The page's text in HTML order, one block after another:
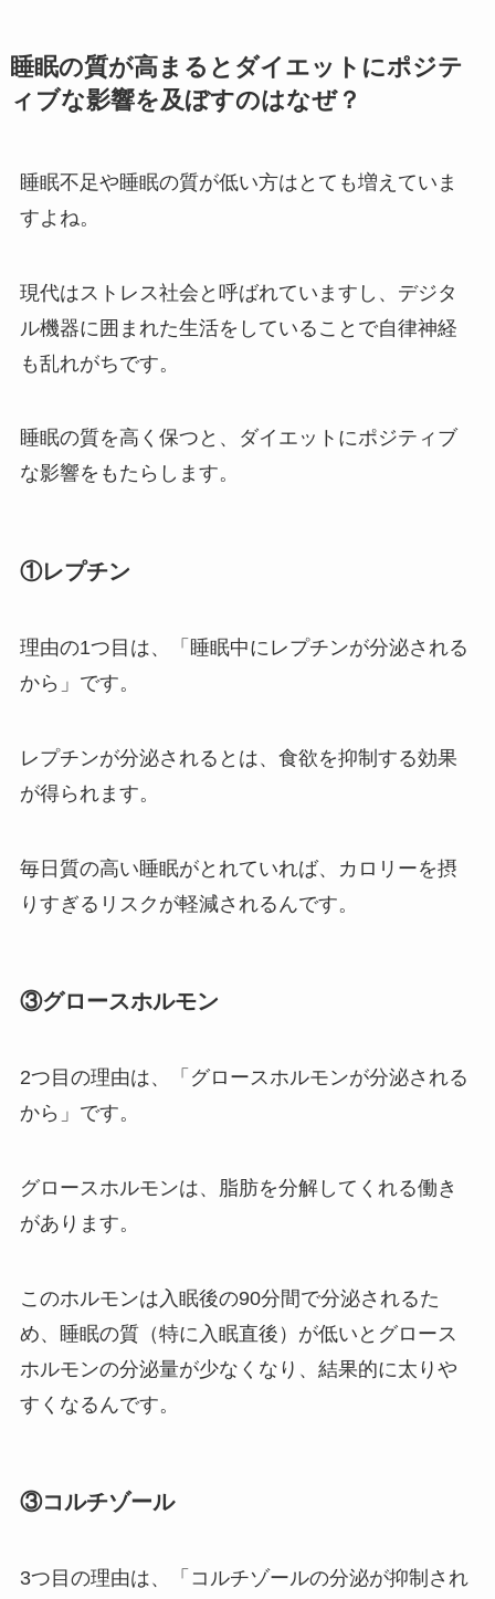
睡眠の質が高まるとダイエットにポジテ
ィブな影響を及ぼすのはなぜ？
睡眠不足や睡眠の質が低い方はとても増えていま
すよね。
現代はストレス社会と呼ばれていますし、デジタ
ル機器に囲まれた生活をしていることで自律神経
も乱れがちです。
睡眠の質を高く保つと、ダイエットにポジティブ
な影響をもたらします。
①レプチン
理由の1つ目は、「睡眠中にレプチンが分泌される
から」です。
レプチンが分泌されるとは、食欲を抑制する効果
が得られます。
毎日質の高い睡眠がとれていれば、カロリーを摂
りすぎるリスクが軽減されるんです。
③グロースホルモン
2つ目の理由は、「グロースホルモンが分泌される
から」です。
グロースホルモンは、脂肪を分解してくれる働き
があります。
このホルモンは入眠後の90分間で分泌されるた
め、睡眠の質（特に入眠直後）が低いとグロース
ホルモンの分泌量が少なくなり、結果的に太りや
すくなるんです。
③コルチゾール
3つ目の理由は、「コルチゾールの分泌が抑制され